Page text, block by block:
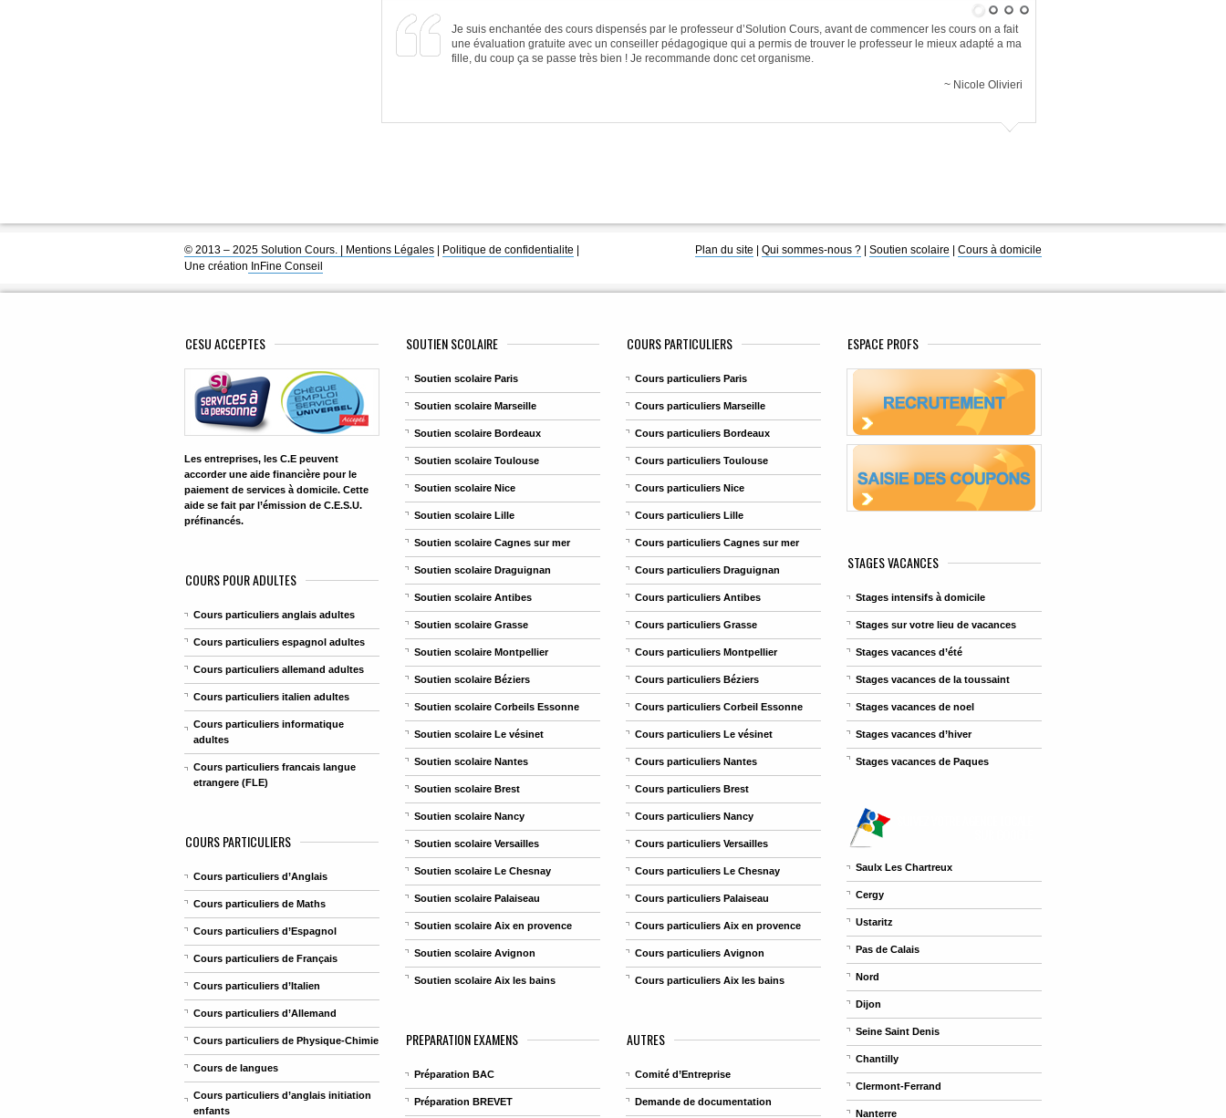
Je suis enchantée des cours dispensés par le professeur d’Solution Cours, avant de commencer les cours on a fait
une évaluation gratuite avec un conseiller pédagogique qui a permis de trouver le professeur le mieux adapté a ma
fille, du coup ça se passe très bien ! Je recommande donc cet organisme.
Nicole Olivieri
© 2013 – 2025 Solution Cours. | Mentions Légales Politique de confidentialite
Une création InFine Conseil
Plan du site Qui sommes-nous ?| Soutien scolaire Cours à domicile
CESU ACCEPTES
Les entreprises, les C.E peuvent
accorder une aide financière pour le
paiement de services à domicile. Cette
aide se fait par l’émission de C.E.S.U.
préfinancés.
COURS POUR ADULTES
Cours particuliers anglais adultes
Cours particuliers espagnol adultes
Cours particuliers allemand adultes
Cours particuliers italien adultes
Cours particuliers informatique
adultes
Cours particuliers francais langue
etrangere (FLE)
COURS PARTICULIERS
Cours particuliers d’Anglais
Cours particuliers de Maths
Cours particuliers d’Espagnol
Cours particuliers de Français
Cours particuliers d’Italien
Cours particuliers d’Allemand
Cours particuliers de Physique-Chimie
Cours de langues
Cours particuliers d’anglais initiation
enfants
SOUTIEN SCOLAIRE
Soutien scolaire Paris
Soutien scolaire Marseille
Soutien scolaire Bordeaux
Soutien scolaire Toulouse
Soutien scolaire Nice
Soutien scolaire Lille
Soutien scolaire Cagnes sur mer
Soutien scolaire Draguignan
Soutien scolaire Antibes
Soutien scolaire Grasse
Soutien scolaire Montpellier
Soutien scolaire Béziers
Soutien scolaire Corbeils Essonne
Soutien scolaire Le vésinet
Soutien scolaire Nantes
Soutien scolaire Brest
Soutien scolaire Nancy
Soutien scolaire Versailles
Soutien scolaire Le Chesnay
Soutien scolaire Palaiseau
Soutien scolaire Aix en provence
Soutien scolaire Avignon
Soutien scolaire Aix les bains
PREPARATION EXAMENS
Préparation BAC
Préparation BREVET
COURS PARTICULIERS
Cours particuliers Paris
Cours particuliers Marseille
Cours particuliers Bordeaux
Cours particuliers Toulouse
Cours particuliers Nice
Cours particuliers Lille
Cours particuliers Cagnes sur mer
Cours particuliers Draguignan
Cours particuliers Antibes
Cours particuliers Grasse
Cours particuliers Montpellier
Cours particuliers Béziers
Cours particuliers Corbeil Essonne
Cours particuliers Le vésinet
Cours particuliers Nantes
Cours particuliers Brest
Cours particuliers Nancy
Cours particuliers Versailles
Cours particuliers Le Chesnay
Cours particuliers Palaiseau
Cours particuliers Aix en provence
Cours particuliers Avignon
Cours particuliers Aix les bains
AUTRES
Comité d’Entreprise
Demande de documentation
ESPACE PROFS
STAGES VACANCES
Stages intensifs à domicile
Stages sur votre lieu de vacances
Stages vacances d’été
Stages vacances de la toussaint
Stages vacances de noel
Stages vacances d’hiver
Stages vacances de Paques
Saulx Les Chartreux
Cergy
Ustaritz
Pas de Calais
Nord
Dijon
Seine Saint Denis
Chantilly
Clermont-Ferrand
Nanterre